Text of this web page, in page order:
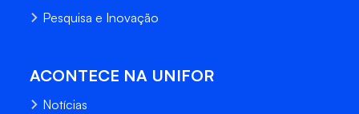
Pesquisa e Inovação
ACONTECE NA UNIFOR
Notícias